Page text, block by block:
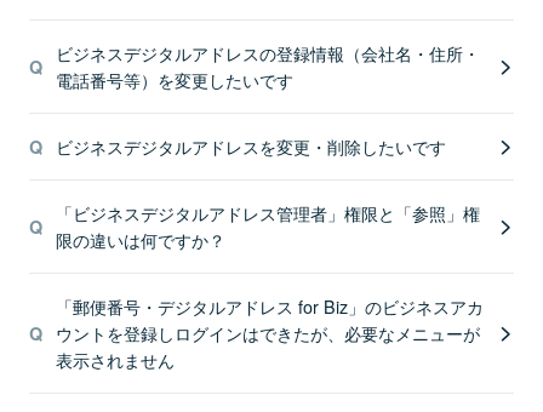
ビジネスデジタルアドレスの登録情報（会社名・住所・
電話番号等）を変更したいです
ビジネスデジタルアドレスを変更・削除したいです
「ビジネスデジタルアドレス管理者」権限と「参照」権
限の違いは何ですか？
「郵便番号・デジタルアドレス for Biz」のビジネスアカ
ウントを登録しログインはできたが、必要なメニューが
表示されません